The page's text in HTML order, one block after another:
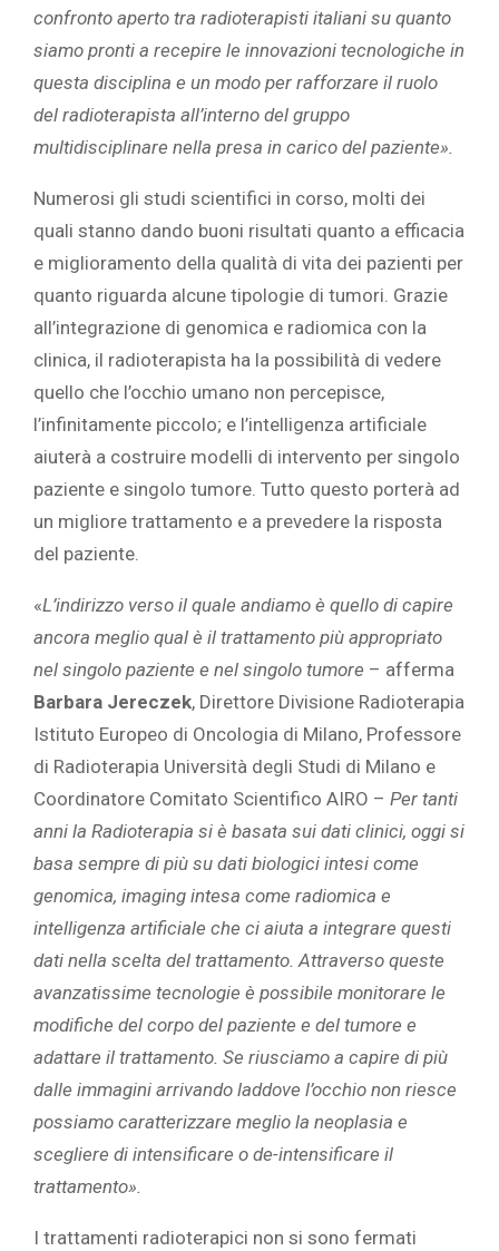
confronto aperto tra radioterapisti italiani su quanto
siamo pronti a recepire le innovazioni tecnologiche in
questa disciplina e un modo per rafforzare il ruolo
del radioterapista all’interno del gruppo
multidisciplinare nella presa in carico del paziente».
Numerosi gli studi scientifici in corso, molti dei
quali stanno dando buoni risultati quanto a efficacia
e miglioramento della qualità di vita dei pazienti per
quanto riguarda alcune tipologie di tumori. Grazie
all’integrazione di genomica e radiomica con la
clinica, il radioterapista ha la possibilità di vedere
quello che l’occhio umano non percepisce,
l’infinitamente piccolo; e l’intelligenza artificiale
aiuterà a costruire modelli di intervento per singolo
paziente e singolo tumore. Tutto questo porterà ad
un migliore trattamento e a prevedere la risposta
del paziente.
«L’indirizzo verso il quale andiamo è quello di capire
ancora meglio qual è il trattamento più appropriato
nel singolo paziente e nel singolo tumore – afferma
Barbara Jereczek, Direttore Divisione Radioterapia
Istituto Europeo di Oncologia di Milano, Professore
di Radioterapia Università degli Studi di Milano e
Coordinatore Comitato Scientifico AIRO – Per tanti
anni la Radioterapia si è basata sui dati clinici, oggi si
basa sempre di più su dati biologici intesi come
genomica, imaging intesa come radiomica e
intelligenza artificiale che ci aiuta a integrare questi
dati nella scelta del trattamento. Attraverso queste
avanzatissime tecnologie è possibile monitorare le
modifiche del corpo del paziente e del tumore e
adattare il trattamento. Se riusciamo a capire di più
dalle immagini arrivando laddove l’occhio non riesce
possiamo caratterizzare meglio la neoplasia e
scegliere di intensificare o de-intensificare il
trattamento».
I trattamenti radioterapici non si sono fermati